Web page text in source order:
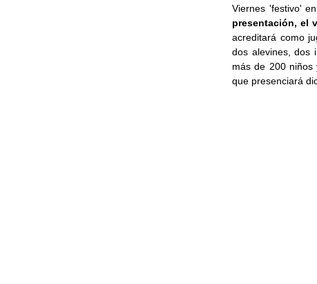
Viernes 'festivo'
presentación, el
acreditará como
dos alevines, dos
más de 200 niños
que presenciará